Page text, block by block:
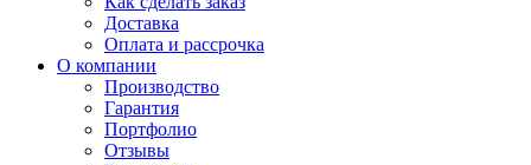
Доставка
Оплата и рассрочка
О компании
Производство
Гарантия
Портфолио
Отзывы